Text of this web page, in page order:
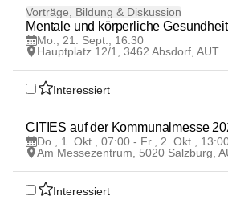
21
SEP
Vorträge, Bildung & Diskussion
Mentale und körperliche Gesundheit
Mo., 21. Sept., 16:30
Hauptplatz 12/1, 3462 Absdorf, AUT
Interessiert
1
OKT
CITIES auf der Kommunalmesse
Do., 1. Okt., 07:00 - Fr., 2. Okt.,
Am Messezentrum, 5020 Salzburg,
Interessiert